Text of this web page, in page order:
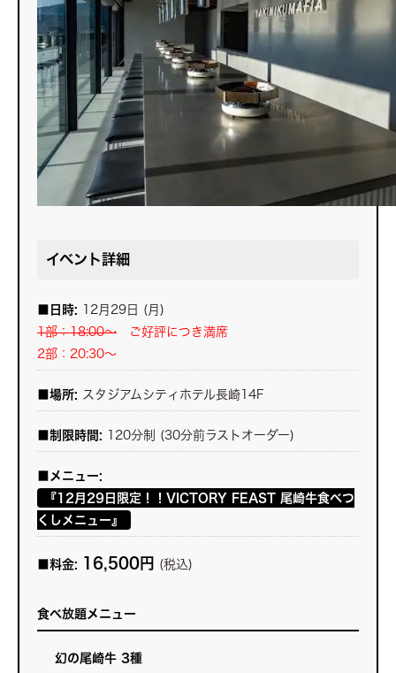
イベント詳細
■日時: 12月29日 (月)
1部：18:00～
ご好評につき満席
2部：20:30～
■場所: スタジアムシティホテル長崎14F
■制限時間: 120分制 (30分前ラストオーダー)
■メニュー:
『12月29日限定！！VICTORY FEAST 尾崎牛食べつ
くしメニュー』
■料金: 16,500円 (税込)
食べ放題メニュー
幻の尾崎牛 3種